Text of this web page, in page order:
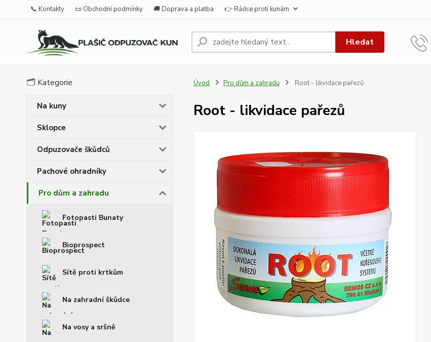
📞 Kontakty 📜 Obchodní podmínky 🚚 Doprava a platba 👉 Rádce proti kunám
Hledat
🗂️ Kategorie
Na kuny
Sklopce
Odpuzovače škůdců
Pachové ohradníky
Pro dům a zahradu
Fotopasti Bunaty
Bioprospect
Sítě proti krtkům
Na zahradní škůdce
Na vosy a sršně
Úvod Pro dům a zahradu Root - likvidace pařezů
Root - likvidace pařezů